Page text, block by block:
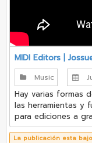
MIDI Editors |
Music
Hay varias formas
las herramientas y
para ediciones a
La publicación esta